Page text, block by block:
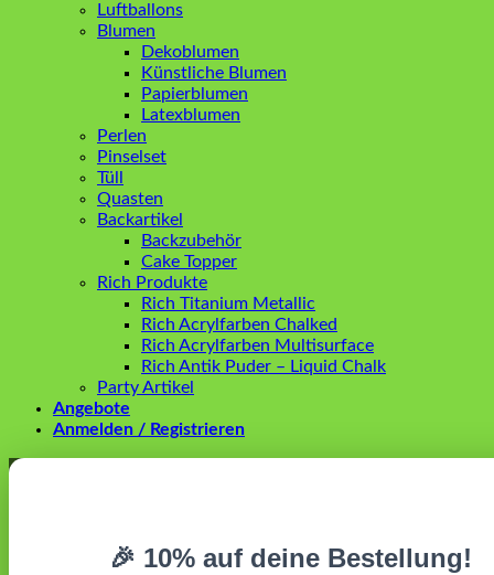
Luftballons
Blumen
Dekoblumen
Künstliche Blumen
Papierblumen
Latexblumen
Perlen
Pinselset
Tüll
Quasten
Backartikel
Backzubehör
Cake Topper
Rich Produkte
Rich Titanium Metallic
Rich Acrylfarben Chalked
Rich Acrylfarben Multisurface
Rich Antik Puder – Liquid Chalk
Party Artikel
Angebote
Anmelden / Registrieren
🎉 10% auf deine Bestellung!
Anmelden